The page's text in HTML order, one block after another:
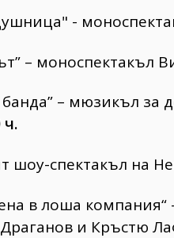
-
– моноспектакъл
– мюзикъл за
ч.
шоу-спектакъл на
в лоша компания“
и Кръстю